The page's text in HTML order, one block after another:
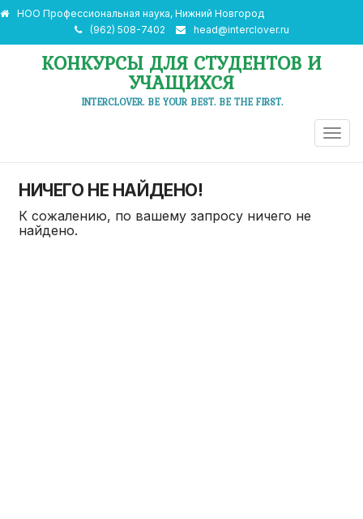
НОО Профессиональная наука, Нижний Новгород
(962) 508-7402
head@interclover.ru
КОНКУРСЫ ДЛЯ СТУДЕНТОВ И
УЧАЩИХСЯ
INTERCLOVER. BE YOUR BEST. BE THE FIRST.
НИЧЕГО НЕ НАЙДЕНО!
К сожалению, по вашему запросу ничего не
найдено.